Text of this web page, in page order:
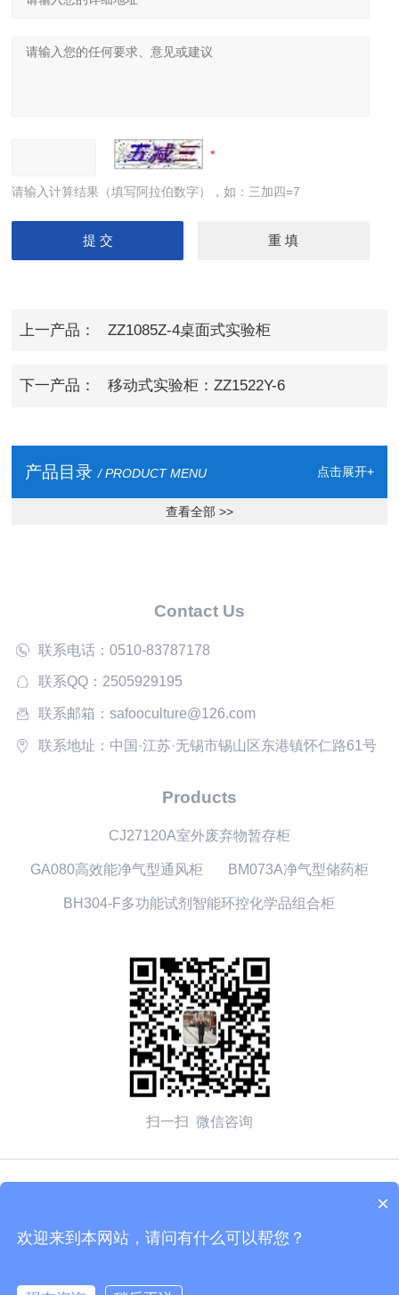
请输入计算结果（填写阿拉伯数字），如：三加四=7
上一产品： ZZ1085Z-4桌面式实验柜
下一产品： 移动式实验柜：ZZ1522Y-6
产品目录 / PRODUCT MENU 点击展开+
查看全部 >>
Contact Us
联系电话：0510-83787178
联系QQ：2505929195
联系邮箱：safooculture@126.com
联系地址：中国·江苏·无锡市锡山区东港镇怀仁路61号
Products
CJ27120A室外废弃物暂存柜
GA080高效能净气型通风柜 BM073A净气型储药柜
BH304-F多功能试剂智能环控化学品组合柜
扫一扫 微信咨询
技术支持：化工仪器网管理登陆 sitemap.xml
×
欢迎来到本网站，请问有什么可以帮您？